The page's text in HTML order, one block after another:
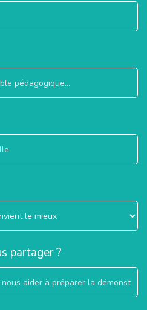
partager ?